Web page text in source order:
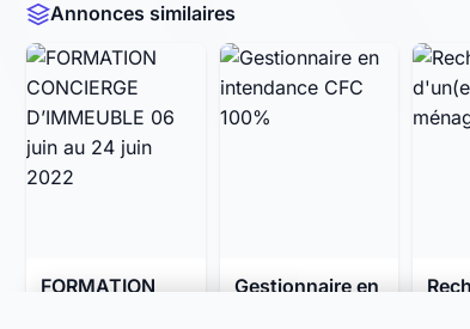
Annonces similaires
FORMATION
Gestionnaire en